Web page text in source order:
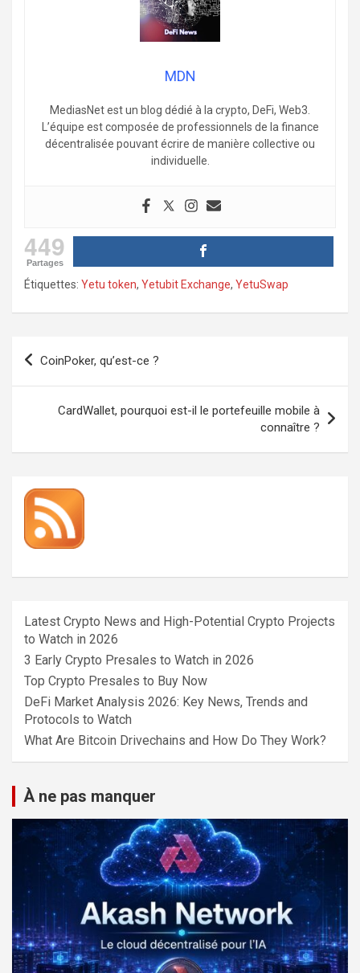
MDN
MediasNet est un blog dédié à la crypto, DeFi, Web3.
L’équipe est composée de professionnels de la finance
décentralisée pouvant écrire de manière collective ou
individuelle.
449
Partages
Étiquettes: Yetu token, Yetubit Exchange, YetuSwap
Navigation
CoinPoker, qu’est-ce ?
CardWallet, pourquoi est-il le portefeuille mobile à
connaître ?
Latest Crypto News and High-Potential Crypto Projects
to Watch in 2026
3 Early Crypto Presales to Watch in 2026
Top Crypto Presales to Buy Now
DeFi Market Analysis 2026: Key News, Trends and
Protocols to Watch
What Are Bitcoin Drivechains and How Do They Work?
À ne pas manquer